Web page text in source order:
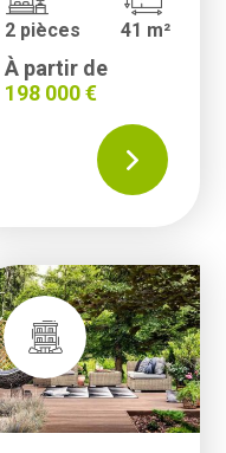
2 pièces 41 m²
À partir de
198 000 €